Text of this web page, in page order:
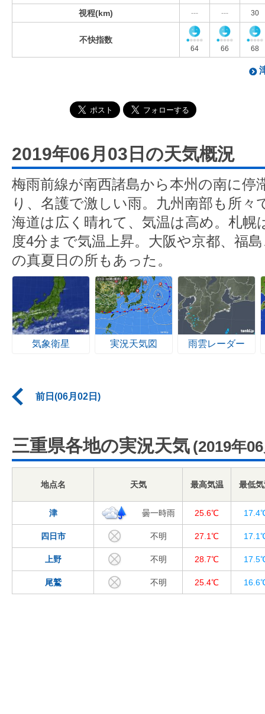
視程(km) --- --- 30
不快指数
64 66 68
2019年06月03日の天気概況
梅雨前線が南西諸島から本州の南に停
り、名護で激しい雨。九州南部も所々
海道は広く晴れて、気温は高め。札幌
度4分まで気温上昇。大阪や京都、福
の真夏日の所もあった。
気象衛星 実況天気図 雨雲レーダー
前日(06月02日)
三重県各地の実況天気 (2019年
地点名 天気 最高気温 最低
津 曇一時雨 25.6℃
四日市 不明 27.1℃
上野 不明 28.7℃
尾鷲 不明 25.4℃